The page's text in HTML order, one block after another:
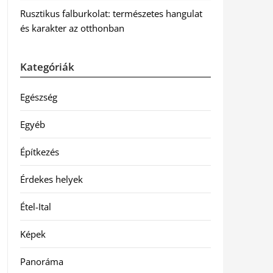
Rusztikus falburkolat: természetes hangulat
és karakter az otthonban
Kategóriák
Egészség
Egyéb
Építkezés
Érdekes helyek
Étel-Ital
Képek
Panoráma